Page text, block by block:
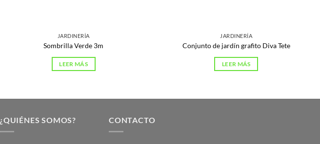
JARDINERÍA
Sombrilla Verde 3m
LEER MÁS
JARDINERÍA
Conjunto de jardín grafito Diva Tete
LEER MÁS
¿QUIÉNES SOMOS? CONTACTO